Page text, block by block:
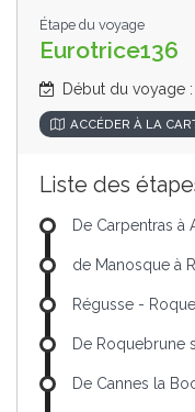
Étape du voyage
Eurotrice136
Début du voyage
ACCÉDER À LA
Liste des
De Carpentras à
de Manosque à
Régusse -
De Roquebrune
De Cannes la